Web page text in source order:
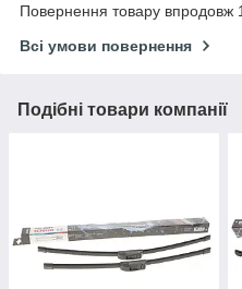
Повернення товару впродовж
Всі умови повернення
Подібні товари компанії